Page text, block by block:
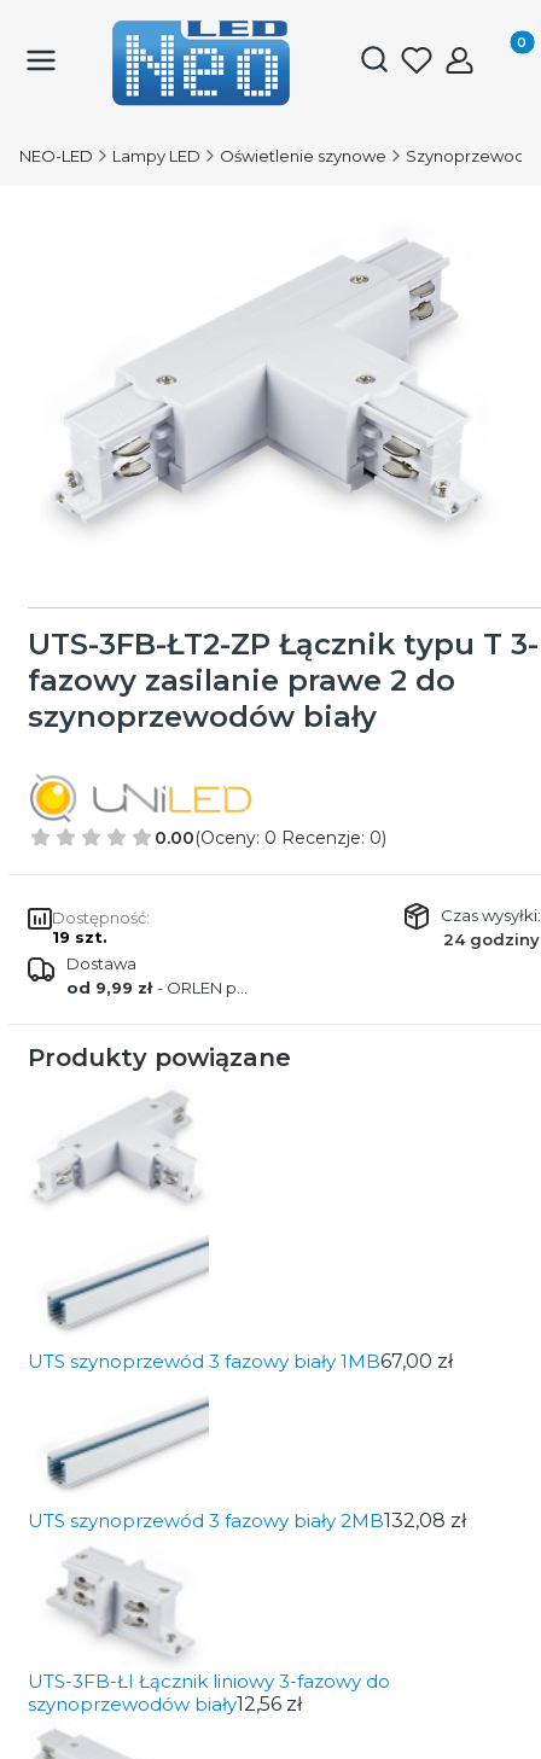
Otwórz
NEO-LED Lampy LED Oświetlenie szynowe Szynoprzewody
UTS-3FB-ŁT2-ZP Łącznik typu T 3-
fazowy zasilanie prawe 2 do
szynoprzewodów biały
0.00(Oceny: 0 Recenzje: 0)
Dostępność:
19 szt.
Czas wysyłki:
24 godziny
Dostawa
od 9,99 zł- ORLEN paczka
Produkty powiązane
UTS szynoprzewód 3 fazowy biały 1MB67,00 zł
UTS szynoprzewód 3 fazowy biały 2MB132,08 zł
UTS-3FB-ŁI Łącznik liniowy 3-fazowy do
szynoprzewodów biały12,56 zł